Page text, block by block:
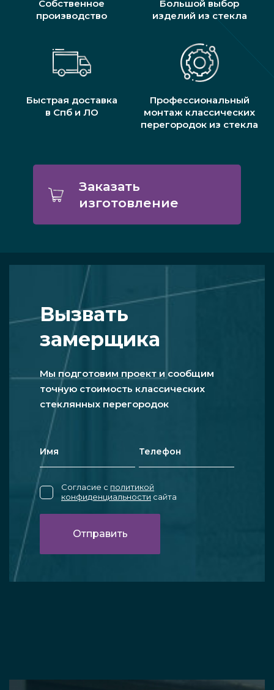
Собственное
производство
Большой выбор
изделий из стекла
Быстрая доставка
в Спб и ЛО
Профессиональный
монтаж классических
перегородок из стекла
Заказать
изготовление
Вызвать
замерщика
Мы подготовим проект и сообщим
точную стоимость классических
стеклянных перегородок
Согласие с политикой
конфиденциальности сайта